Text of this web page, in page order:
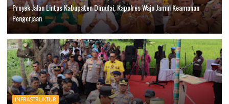
Proyek Jalan Lintas Kabupaten Dimulai, Kapolres Wajo Jamin Keamanan
Pengerjaan
INFRASTRUKTUR